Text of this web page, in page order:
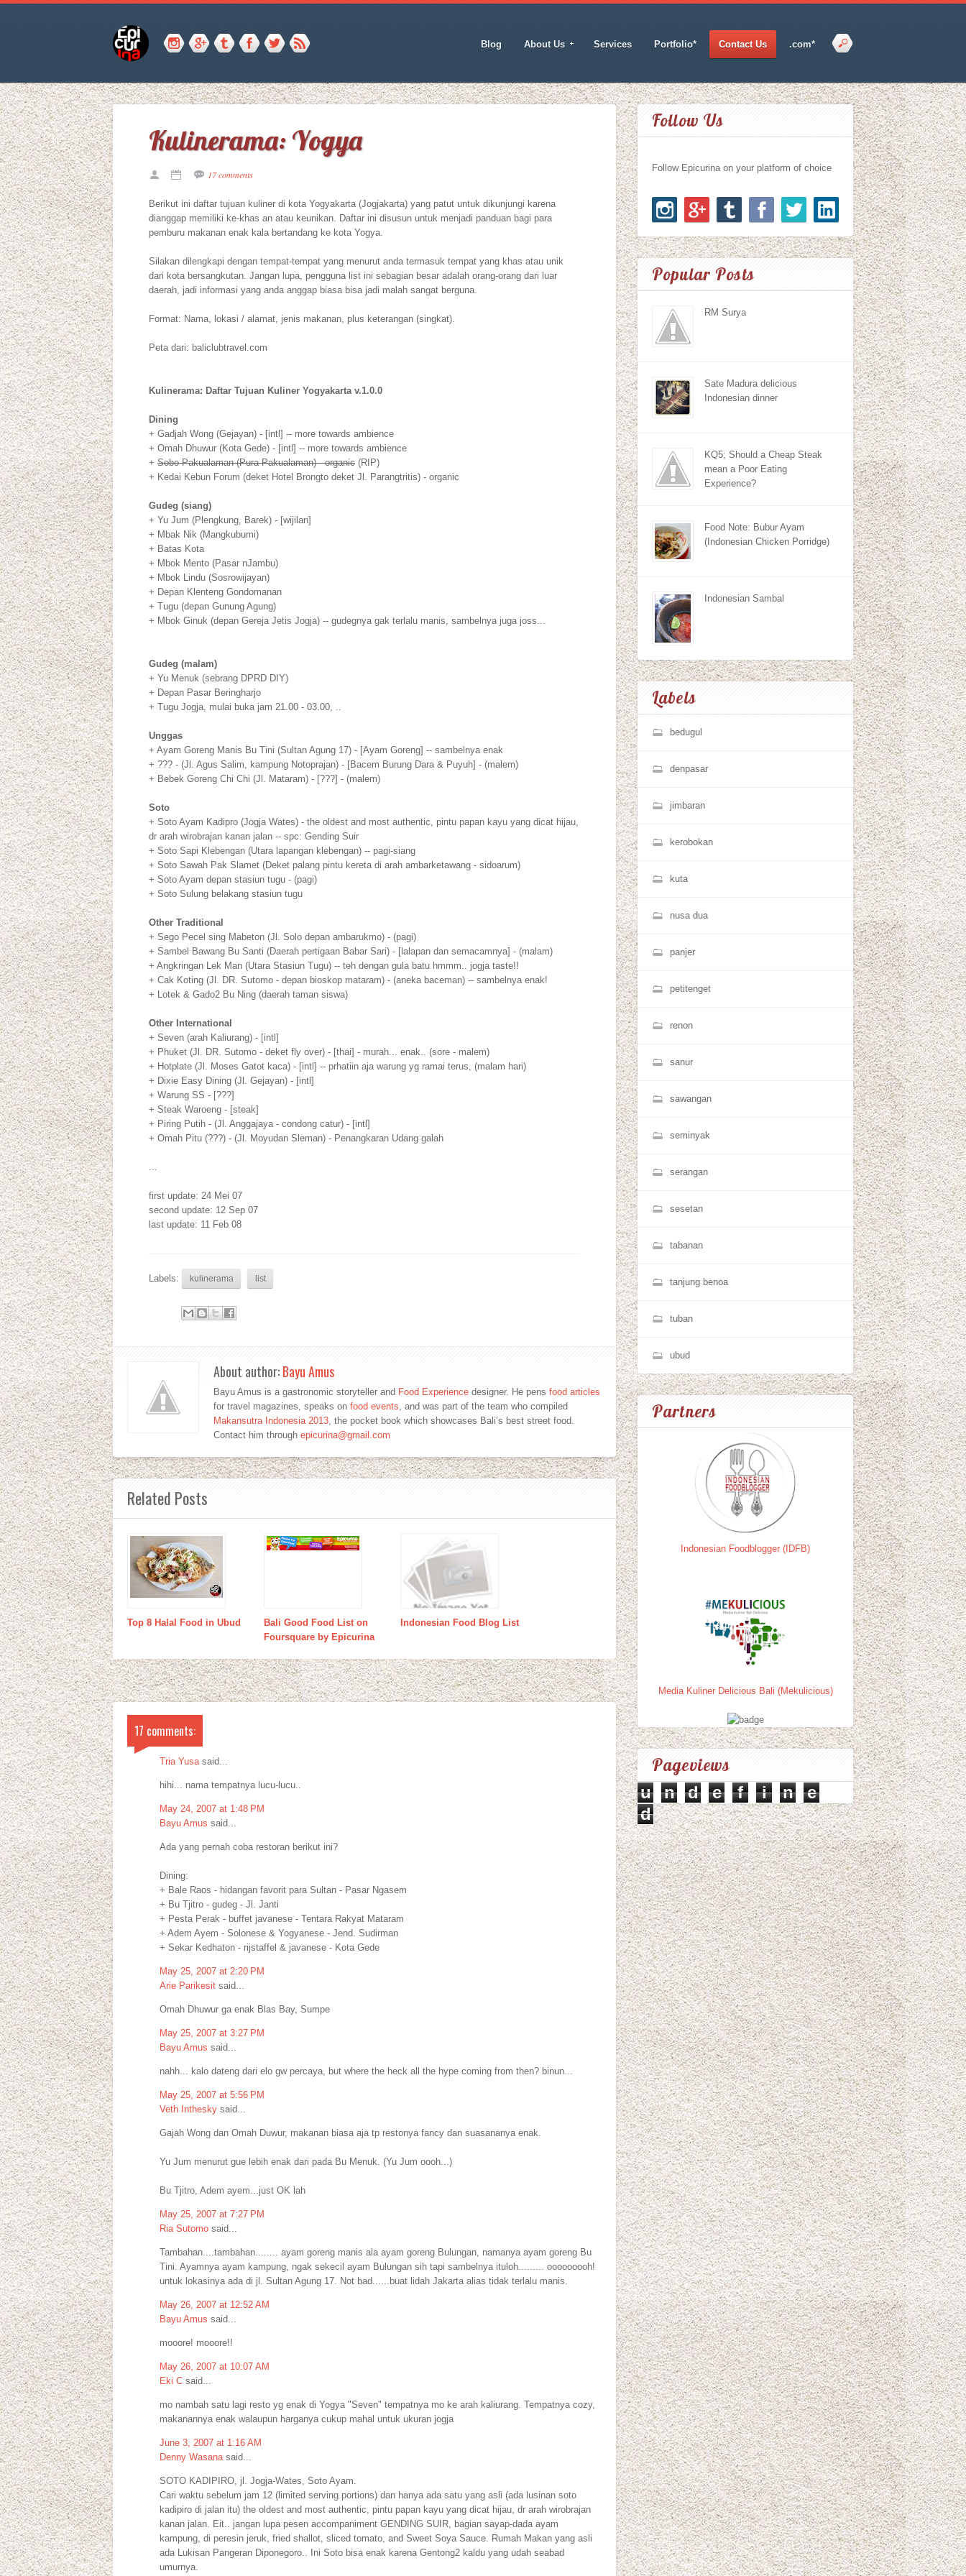
Blog About Us Services Portfolio* Contact Us .com*
Kulinerama: Yogya
17 comments
Berikut ini daftar tujuan kuliner di kota Yogyakarta (Jogjakarta) yang patut untuk dikunjungi karena
dianggap memiliki ke-khas an atau keunikan. Daftar ini disusun untuk menjadi panduan bagi para
pemburu makanan enak kala bertandang ke kota Yogya.
Silakan dilengkapi dengan tempat-tempat yang menurut anda termasuk tempat yang khas atau unik
dari kota bersangkutan. Jangan lupa, pengguna list ini sebagian besar adalah orang-orang dari luar
daerah, jadi informasi yang anda anggap biasa bisa jadi malah sangat berguna.
Format: Nama, lokasi / alamat, jenis makanan, plus keterangan (singkat).
Peta dari: baliclubtravel.com
Kulinerama: Daftar Tujuan Kuliner Yogyakarta v.1.0.0
Dining
+ Gadjah Wong (Gejayan) - [intl] -- more towards ambience
+ Omah Dhuwur (Kota Gede) - [intl] -- more towards ambience
+ Sobo Pakualaman (Pura Pakualaman) - organic (RIP)
+ Kedai Kebun Forum (deket Hotel Brongto deket Jl. Parangtritis) - organic
Gudeg (siang)
+ Yu Jum (Plengkung, Barek) - [wijilan]
+ Mbak Nik (Mangkubumi)
+ Batas Kota
+ Mbok Mento (Pasar nJambu)
+ Mbok Lindu (Sosrowijayan)
+ Depan Klenteng Gondomanan
+ Tugu (depan Gunung Agung)
+ Mbok Ginuk (depan Gereja Jetis Jogja) -- gudegnya gak terlalu manis, sambelnya juga joss...
Gudeg (malam)
+ Yu Menuk (sebrang DPRD DIY)
+ Depan Pasar Beringharjo
+ Tugu Jogja, mulai buka jam 21.00 - 03.00, ..
Unggas
+ Ayam Goreng Manis Bu Tini (Sultan Agung 17) - [Ayam Goreng] -- sambelnya enak
+ ??? - (Jl. Agus Salim, kampung Notoprajan) - [Bacem Burung Dara & Puyuh] - (malem)
+ Bebek Goreng Chi Chi (Jl. Mataram) - [???] - (malem)
Soto
+ Soto Ayam Kadipro (Jogja Wates) - the oldest and most authentic, pintu papan kayu yang dicat hijau,
dr arah wirobrajan kanan jalan -- spc: Gending Suir
+ Soto Sapi Klebengan (Utara lapangan klebengan) -- pagi-siang
+ Soto Sawah Pak Slamet (Deket palang pintu kereta di arah ambarketawang - sidoarum)
+ Soto Ayam depan stasiun tugu - (pagi)
+ Soto Sulung belakang stasiun tugu
Other Traditional
+ Sego Pecel sing Mabeton (Jl. Solo depan ambarukmo) - (pagi)
+ Sambel Bawang Bu Santi (Daerah pertigaan Babar Sari) - [lalapan dan semacamnya] - (malam)
+ Angkringan Lek Man (Utara Stasiun Tugu) -- teh dengan gula batu hmmm.. jogja taste!!
+ Cak Koting (Jl. DR. Sutomo - depan bioskop mataram) - (aneka baceman) -- sambelnya enak!
+ Lotek & Gado2 Bu Ning (daerah taman siswa)
Other International
+ Seven (arah Kaliurang) - [intl]
+ Phuket (Jl. DR. Sutomo - deket fly over) - [thai] - murah... enak.. (sore - malem)
+ Hotplate (Jl. Moses Gatot kaca) - [intl] -- prhatiin aja warung yg ramai terus, (malam hari)
+ Dixie Easy Dining (Jl. Gejayan) - [intl]
+ Warung SS - [???]
+ Steak Waroeng - [steak]
+ Piring Putih - (Jl. Anggajaya - condong catur) - [intl]
+ Omah Pitu (???) - (Jl. Moyudan Sleman) - Penangkaran Udang galah
...
first update: 24 Mei 07
second update: 12 Sep 07
last update: 11 Feb 08
Labels: kulinerama list
About author:Bayu Amus
Bayu Amus is a gastronomic storyteller and Food Experience designer. He pens food articles
for travel magazines, speaks on food events, and was part of the team who compiled
Makansutra Indonesia 2013, the pocket book which showcases Bali’s best street food.
Contact him through epicurina@gmail.com
Related Posts
Top 8 Halal Food in Ubud
Bali Good Food List on
Foursquare by Epicurina
Indonesian Food Blog List
17 comments:
Tria Yusasaid...
hihi... nama tempatnya lucu-lucu..
May 24, 2007 at 1:48 PM
Bayu Amus said...
Ada yang pernah coba restoran berikut ini?
Dining:
+ Bale Raos - hidangan favorit para Sultan - Pasar Ngasem
+ Bu Tjitro - gudeg - Jl. Janti
+ Pesta Perak - buffet javanese - Tentara Rakyat Mataram
+ Adem Ayem - Solonese & Yogyanese - Jend. Sudirman
+ Sekar Kedhaton - rijstaffel & javanese - Kota Gede
May 25, 2007 at 2:20 PM
Arie Parikesit said...
Omah Dhuwur ga enak Blas Bay, Sumpe
May 25, 2007 at 3:27 PM
Bayu Amus said...
nahh... kalo dateng dari elo gw percaya, but where the heck all the hype coming from then? binun...
May 25, 2007 at 5:56 PM
Veth Inthesky said...
Gajah Wong dan Omah Duwur, makanan biasa aja tp restonya fancy dan suasananya enak.
Yu Jum menurut gue lebih enak dari pada Bu Menuk. (Yu Jum oooh...)
Bu Tjitro, Adem ayem...just OK lah
May 25, 2007 at 7:27 PM
Ria Sutomo said...
Tambahan....tambahan........ ayam goreng manis ala ayam goreng Bulungan, namanya ayam goreng Bu
Tini. Ayamnya ayam kampung, ngak sekecil ayam Bulungan sih tapi sambelnya ituloh......... ooooooooh!
untuk lokasinya ada di jl. Sultan Agung 17. Not bad......buat lidah Jakarta alias tidak terlalu manis.
May 26, 2007 at 12:52 AM
Bayu Amus said...
mooore! mooore!!
May 26, 2007 at 10:07 AM
Eki C said...
mo nambah satu lagi resto yg enak di Yogya "Seven" tempatnya mo ke arah kaliurang. Tempatnya cozy,
makanannya enak walaupun harganya cukup mahal untuk ukuran jogja
June 3, 2007 at 1:16 AM
Denny Wasanasaid...
SOTO KADIPIRO, jl. Jogja-Wates, Soto Ayam.
Cari waktu sebelum jam 12 (limited serving portions) dan hanya ada satu yang asli (ada lusinan soto
kadipiro di jalan itu) the oldest and most authentic, pintu papan kayu yang dicat hijau, dr arah wirobrajan
kanan jalan. Eit.. jangan lupa pesen accompaniment GENDING SUIR, bagian sayap-dada ayam
kampung, di peresin jeruk, fried shallot, sliced tomato, and Sweet Soya Sauce. Rumah Makan yang asli
ada Lukisan Pangeran Diponegoro.. Ini Soto bisa enak karena Gentong2 kaldu yang udah seabad
umurnya.
Follow Us
Follow Epicurina on your platform of choice
Popular Posts
RM Surya
Sate Madura delicious
Indonesian dinner
KQ5; Should a Cheap Steak
mean a Poor Eating
Experience?
Food Note: Bubur Ayam
(Indonesian Chicken Porridge)
Indonesian Sambal
Labels
bedugul
denpasar
jimbaran
kerobokan
kuta
nusa dua
panjer
petitenget
renon
sanur
sawangan
seminyak
serangan
sesetan
tabanan
tanjung benoa
tuban
ubud
Partners
Indonesian Foodblogger (IDFB)
Media Kuliner Delicious Bali (Mekulicious)
Pageviews
u n d e f i n
e
d